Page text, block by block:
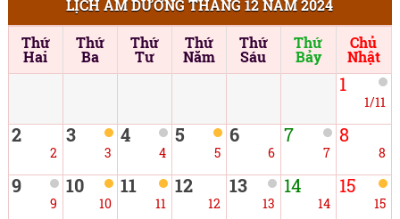
LỊCH ÂM DƯƠNG THÁNG 12 NĂM 2024
Thứ
Hai
Thứ
Ba
Thứ
Tư
Thứ
Năm
Thứ
Sáu
Thứ
Bảy
Chủ
Nhật
1
1/11
2
2
3
3
4
4
5
5
6
6
7
7
8
8
9
9
10
10
11
11
12
12
13
13
14
14
15
15